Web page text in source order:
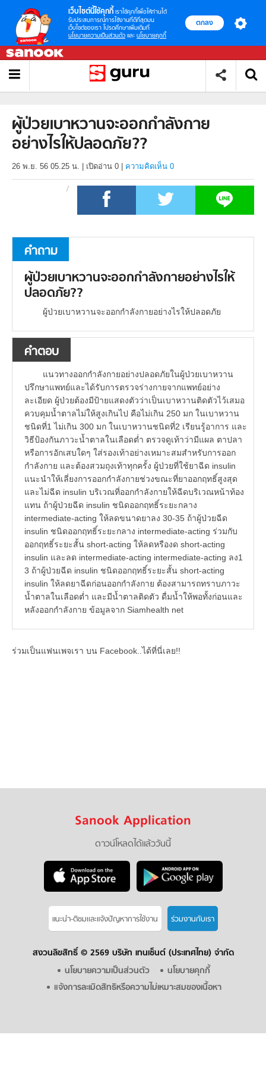
เว็บไซต์นี้ใช้คุกกี้ เราใช้คุกกี้เพื่อให้ท่านได้
รับประสบการณ์การใช้งานที่ดีที่สุดบน
เว็บไซต์ของเรา โปรดศึกษาเพิ่มเติมที่
นโยบายความเป็นส่วนตัว และ นโยบายคุกกี้
ตกลง
ผู้ป่วยเบาหวานจะออกกำลังกาย
อย่างไรให้ปลอดภัย??
26 พ.ย. 56 05.25 น. เปิดอ่าน 0 ความคิดเห็น 0
คำถาม
ผู้ป่วยเบาหวานจะออกกำลังกายอย่างไรให้
ปลอดภัย??
ผู้ป่วยเบาหวานจะออกกำลังกายอย่างไรให้ปลอดภัย
คำตอบ
แนวทางออกกำลังกายอย่างปลอดภัยในผู้ป่วยเบาหวาน
ปรึกษาแพทย์และได้รับการตรวจร่างกายจากแพทย์อย่าง
ละเอียด ผู้ป่วยต้องมีป้ายแสดงตัวว่าเป็นเบาหวานติดตัวไว้เสมอ
ควบคุมน้ำตาลไม่ให้สูงเกินไป คือไม่เกิน 250 มก ในเบาหวาน
ชนิดที่1 ไม่เกิน 300 มก ในเบาหวานชนิดที่2 เรียนรู้อาการ และ
วิธีป้องกันภาวะน้ำตาลในเลือดต่ำ ตรวจดูเท้าว่ามีแผล ตาปลา
หรือการอักเสบใดๆ ใส่รองเท้าอย่างเหมาะสมสำหรับการออก
กำลังกาย และต้องสวมถุงเท้าทุกครั้ง ผู้ป่วยที่ใช้ยาฉีด insulin
แนะนำให้เลี่ยงการออกกำลังกายช่วงขณะที่ยาออกฤทธิ์สูงสุด
และไม่ฉีด insulin บริเวณที่ออกกำลังกายให้ฉีดบริเวณหน้าท้อง
แทน ถ้าผู้ป่วยฉีด insulin ชนิดออกฤทธิ์ระยะกลาง
intermediate-acting ให้ลดขนาดยาลง 30-35 ถ้าผู้ป่วยฉีด
insulin ชนิดออกฤทธิ์ระยะกลาง intermediate-acting ร่วมกับ
ออกฤทธิ์ระยะสั้น short-acting ให้ลดหรืองด short-acting
insulin และลด intermediate-acting intermediate-acting ลง1
3 ถ้าผู้ป่วยฉีด insulin ชนิดออกฤทธิ์ระยะสั้น short-acting
insulin ให้ลดยาฉีดก่อนออกกำลังกาย ต้องสามารถทราบภาวะ
น้ำตาลในเลือดต่ำ และมีน้ำตาลติดตัว ดื่มน้ำให้พอทั้งก่อนและ
หลังออกกำลังกาย ข้อมูลจาก Siamhealth net
ร่วมเป็นแฟนเพจเรา บน Facebook..ได้ที่นี่เลย!!
Sanook Application
ดาวน์โหลดได้แล้ววันนี้
แนะนำ-ติชมเเละแจ้งปัญหาการใช้งาน ร่วมงานกับเรา
สงวนลิขสิทธิ์ © 2569 บริษัท เทนเซ็นต์ (ประเทศไทย) จำกัด
นโยบายความเป็นส่วนตัว
นโยบายคุกกี้
แจ้งการละเมิดสิทธิหรือความไม่เหมาะสมของเนื้อหา